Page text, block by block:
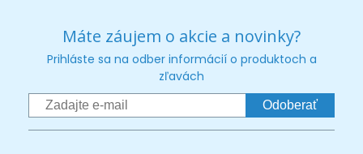
Máte záujem o akcie a novinky?
Prihláste sa na odber informácií o produktoch a
zľavách
Odoberať